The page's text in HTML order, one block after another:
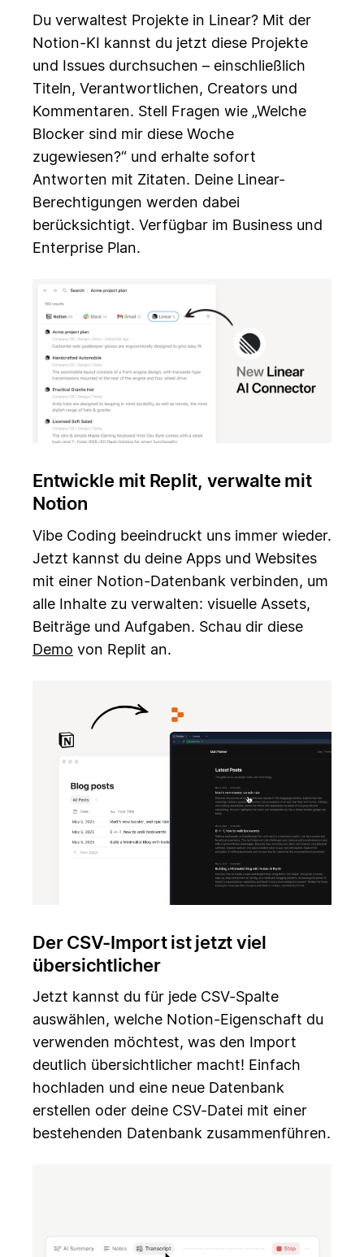
Du verwaltest Projekte in Linear? Mit der
Notion-KI kannst du jetzt diese Projekte
und Issues durchsuchen – einschließlich
Titeln, Verantwortlichen, Creators und
Kommentaren. Stell Fragen wie „Welche
Blocker sind mir diese Woche
zugewiesen?“ und erhalte sofort
Antworten mit Zitaten. Deine Linear-
Berechtigungen werden dabei
berücksichtigt. Verfügbar im Business und
Enterprise Plan.
Entwickle mit Replit, verwalte mit
Notion
Vibe Coding beeindruckt uns immer wieder.
Jetzt kannst du deine Apps und Websites
mit einer Notion-Datenbank verbinden, um
alle Inhalte zu verwalten: visuelle Assets,
Beiträge und Aufgaben. Schau dir diese
Demo von Replit an.
Der CSV-Import ist jetzt viel
übersichtlicher
Jetzt kannst du für jede CSV-Spalte
auswählen, welche Notion-Eigenschaft du
verwenden möchtest, was den Import
deutlich übersichtlicher macht! Einfach
hochladen und eine neue Datenbank
erstellen oder deine CSV-Datei mit einer
bestehenden Datenbank zusammenführen.